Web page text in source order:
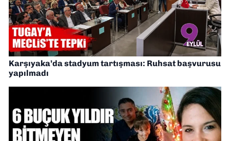
Karşıyaka’da stadyum tartışması: Ruhsat başvurusu
yapılmadı